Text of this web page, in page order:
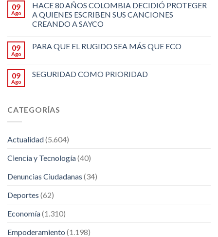
09
Ago
HACE 80 AÑOS COLOMBIA DECIDIÓ PROTEGER
A QUIENES ESCRIBEN SUS CANCIONES
CREANDO A SAYCO
09
Ago
PARA QUE EL RUGIDO SEA MÁS QUE ECO
09
Ago
SEGURIDAD COMO PRIORIDAD
CATEGORÍAS
Actualidad(5.604)
Ciencia y Tecnología(40)
Denuncias Ciudadanas (34)
Deportes (62)
Economía(1.310)
Empoderamiento (1.198)